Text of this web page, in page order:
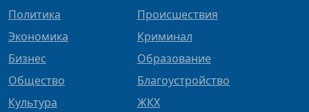
Политика
Экономика
Бизнес
Общество
Культура
Происшествия
Криминал
Образование
Благоустройство
ЖКХ